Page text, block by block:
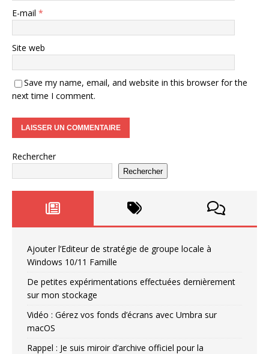
E-mail *
Site web
Save my name, email, and website in this browser for the
next time I comment.
Rechercher
Rechercher
Ajouter l’Editeur de stratégie de groupe locale à
Windows 10/11 Famille
De petites expérimentations effectuées dernièrement
sur mon stockage
Vidéo : Gérez vos fonds d’écrans avec Umbra sur
macOS
Rappel : Je suis miroir d’archive officiel pour la